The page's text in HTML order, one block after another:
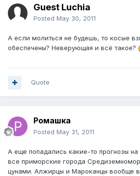
Guest Luchia
Posted May 30, 2011
А если молиться не будешь, то косые
обеспечены? Неверующая и всё такое?
Quote
Ромашка
Posted May 31, 2011
А еще попадались какие-то прогнозы на
все приморские города
цунами. Алжирцы и Мароканцы вообще